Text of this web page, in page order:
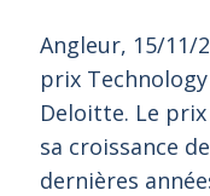
Angleur, 15/11/
prix
Deloitte. Le
sa croissance
dernières